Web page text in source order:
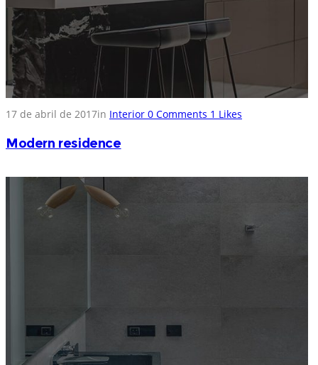
17 de abril de 2017in Interior 0 Comments 1 Likes
Modern residence